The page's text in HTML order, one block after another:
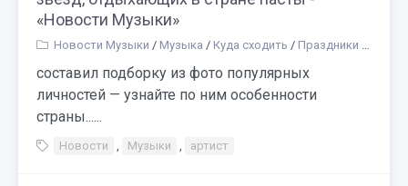
«Новости Музыки»
Новости Музыки / Музыка / Куда сходить / Праздники
составил подборку из фото популярных
личностей — узнайте по ним особенности
страны......
Новости , Музыки , артист